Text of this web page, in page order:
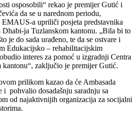
osposobili“ rekao je premijer Gutić i
da se u narednom periodu,
EMAUS-a upriliči posjeta predstavnika
Dhabi-ja Tuzlanskom kantonu. „Bila bi to
je do sada urađeno, te da se ostvare i
Edukacijsko – rehabilitacijskim
interes za pomoć u izgradnji Centra
kantonu“, zaključio je premijer Gutić.
prilikom kazao da će Ambasada
i pohvalio dosadašnju saradnju sa
od najaktivnijih organizacija za socijalni